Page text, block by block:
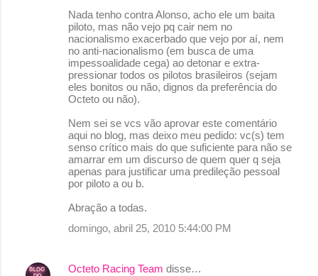
Nada tenho contra Alonso, acho ele um baita
piloto, mas não vejo pq cair nem no
nacionalismo exacerbado que vejo por aí, nem
no anti-nacionalismo (em busca de uma
impessoalidade cega) ao detonar e extra-
pressionar todos os pilotos brasileiros (sejam
eles bonitos ou não, dignos da preferência do
Octeto ou não).
Nem sei se vcs vão aprovar este comentário
aqui no blog, mas deixo meu pedido: vc(s) tem
senso crítico mais do que suficiente para não se
amarrar em um discurso de quem quer q seja
apenas para justificar uma predileção pessoal
por piloto a ou b.
Abração a todas.
domingo, abril 25, 2010 5:44:00 PM
Octeto Racing Team disse…